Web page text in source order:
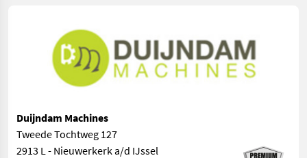
Duijndam Machines
Tweede Tochtweg 127
2913 L - Nieuwerkerk a/d IJssel